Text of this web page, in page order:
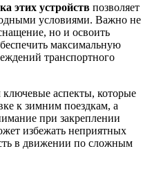
этих устройств позволяет
условиями. Важно не
но и освоить
максимальную
транспортного
аспекты, которые
к зимним поездкам, а
при закреплении
избежать неприятных
в движении по сложным